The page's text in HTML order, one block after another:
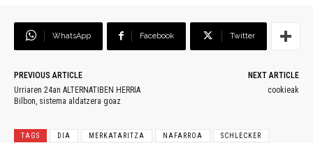
WhatsApp Facebook Twitter
PREVIOUS ARTICLE
Urriaren 24an ALTERNATIBEN HERRIA
Bilbon, sistema aldatzera goaz
NEXT ARTICLE
cookieak
TAGS DIA MERKATARITZA NAFARROA SCHLECKER